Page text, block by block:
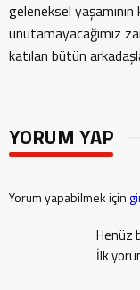
geleneksel
unutamayacağımız
katılan bütün
YORUM YAP
Yorum yapabilmek için
Henüz
İlk